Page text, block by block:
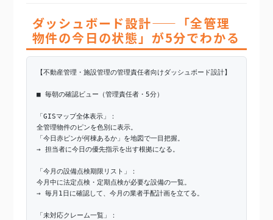
ダッシュボード設計——「全管理
物件の今日の状態」が5分でわかる
【不動産管理・施設管理の管理責任者向けダッシュボード設計】
■ 毎朝の確認ビュー（管理責任者・5分）
「GISマップ全体表示」：
全管理物件のピンを色別に表示。
「今日赤ピンが何棟あるか」を地図で一目把握。
→ 担当者に今日の優先指示を出す根拠になる。
「今月の設備点検期限リスト」：
今月中に法定点検・定期点検が必要な設備の一覧。
→ 毎月1日に確認して、今月の業者手配計画を立てる。
「未対応クレーム一覧」：